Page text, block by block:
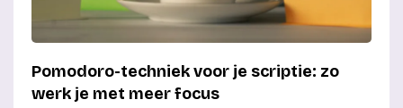
Pomodoro-techniek voor je scriptie: zo
werk je met meer focus